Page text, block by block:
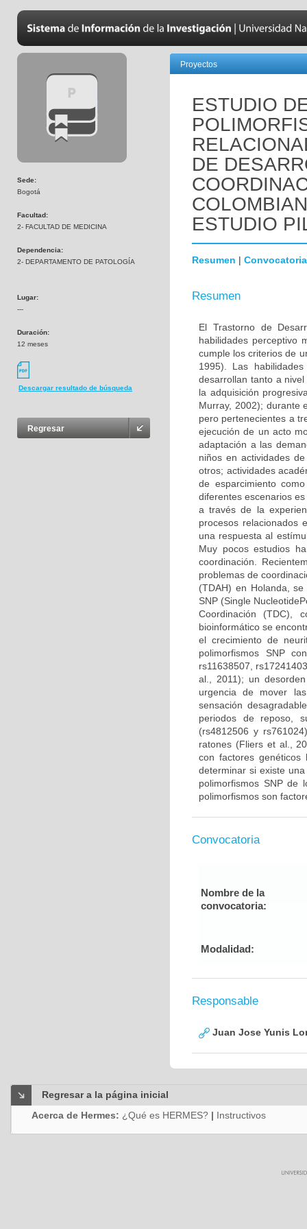
Sede:
Bogotá
Facultad:
2- FACULTAD DE MEDICINA
Dependencia:
2- DEPARTAMENTO DE PATOLOGÍA
Lugar:
---
Duración:
12 meses
Descargar resultado de búsqueda
Regresar
Proyectos
ESTUDIO
DE
ESTUDIO
Resumen | Convocatoria
Resumen
El Trastorno de
habilidades perceptivo
cumple los criterios de
1995). Las
desarrollan tanto a
la adquisición
Murray, 2002); durante
pero pertenecientes a
ejecución de un acto
adaptación a las
niños en actividades
otros; actividades
de esparcimiento
diferentes escenarios
a través de la
procesos relacionados
una respuesta al
Muy pocos estudios
coordinación.
problemas de
(TDAH) en Holanda,
SNP (Single
Coordinación (TDC),
bioinformático se
el crecimiento de
polimorfismos SNP
rs11638507,
al., 2011); un
urgencia de mover
sensación
periodos de reposo,
(rs4812506 y
ratones (Fliers et al.,
con factores
determinar si existe
polimorfismos SNP de
polimorfismos son
Convocatoria
Nombre de la
convocatoria:
Modalidad:
Responsable
Juan Jose Yunis
Regresar a la página inicial
Acerca de Hermes: ¿Qué es HERMES? | Instructivos